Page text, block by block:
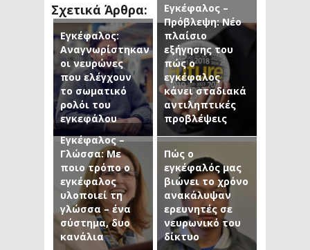
Σχετικά Άρθρα:
Εγκέφαλος:
Αναγνωρίστηκαν
οι νευρώνες
που ελέγχουν
το σωματικό
ρολόι του
εγκεφάλου
Εγκέφαλος –
Πρόβλεψη: Νέο
πλαίσιο
εξήγησης του
πώς ο
εγκέφαλος
κάνει σταδιακά
αντιληπτικές
προβλέψεις
Εγκέφαλος –
Γλώσσα: Με
ποιο τρόπο ο
εγκέφαλος
υλοποιεί τη
γλώσσα – ένα
σύστημα, δυο
κανάλια
Πώς ο
εγκέφαλός μας
βιώνει το χρόνο
ανακάλυψαν
ερευνητές σε
νευρωνικό του
δίκτυο